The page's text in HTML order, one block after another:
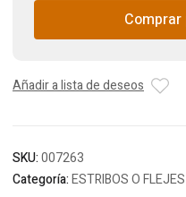
Comprar
Añadir a lista de deseos
SKU:007263
Categoría:ESTRIBOS O FLEJES